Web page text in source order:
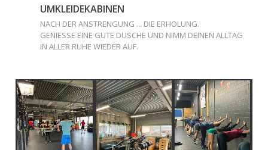
UMKLEIDEKABINEN
NACH DER ANSTRENGUNG ... DIE ERHOLUNG.
GENIESSE EINE GUTE DUSCHE UND NIMM DEINEN ALLTAG
IN ALLER RUHE WIEDER AUF.